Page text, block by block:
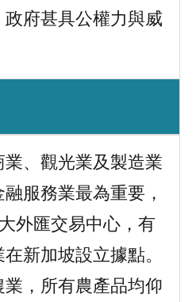
政府甚具公權力與威
業、觀光業及製造業
服務業最為重要，
外匯交易中心，有
新加坡設立據點。
業，所有農產品均仰